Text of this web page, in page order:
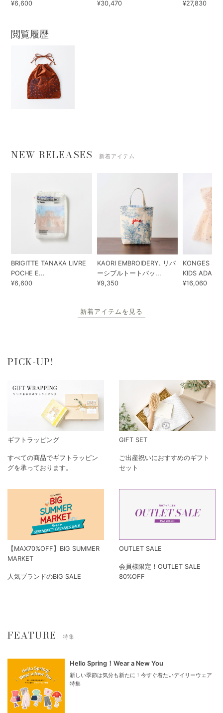
¥6,600 ¥30,470 ¥27,830
閲覧履歴
NEW RELEASES 新着アイテム
BRIGITTE TANAKA LIVRE
POCHE E...
¥6,600
KAORI EMBROIDERY. リバ
ーシブルトートバッ...
¥9,350
KONGES
KIDS ADA...
¥16,060
新着アイテムを見る
PICK-UP!
ギフトラッピング
すべての商品でギフトラッピン
グを承っております。
GIFT SET
ご出産祝いにおすすめのギフト
セット
【MAX70%OFF】BIG SUMMER
MARKET
人気ブランドのBIG SALE
OUTLET SALE
会員様限定！OUTLET SALE
80%OFF
FEATURE 特集
Hello Spring！Wear a New You
新しい季節は気分も新たに！今すぐ着たいデイリーウェア
特集